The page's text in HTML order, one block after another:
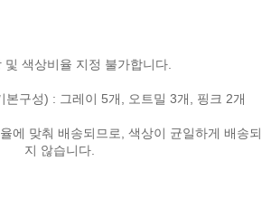
및 색상비율 지정 불가합니다.
본구성) : 그레이 5개, 오트밀 3개, 핑크 2개
에 맞춰 배송되므로, 색상이 균일하게 배송되
지 않습니다.